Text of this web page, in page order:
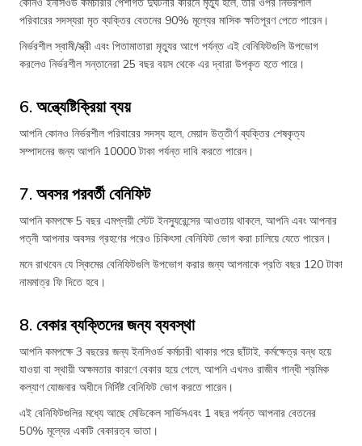
পরিবারের সদস্যরা মৃত ব্যক্তির বেতনের 90% মূল্যের মাসিক ক্ষতিপূরণ পেতে পারেন।
নির্ভরশীল স্বামী/স্ত্রী এবং পিতামাতারা মৃত্যুর আগে পর্যন্ত এই বেনিফিটগুলি উপভোগ
করলেও নির্ভরশীল সন্তানেরা 25 বছর বয়স থেকে এর দ্বারা উপকৃত হতে পারে।
6. অন্ত্যেষ্টিক্রিয়া ব্যয়
আপনি কোনও নির্ভরশীল পরিবারের সদস্য হলে, মেয়াদ উত্তীর্ণ ব্যক্তির শেষকৃত্য
সম্পাদনের জন্য আপনি 10000 টাকা পর্যন্ত দাবি করতে পারেন।
7. অবসর পরবর্তী বেনিফিট
আপনি কমপক্ষে 5 বছর এমপ্লয়ী স্টেট ইনস্যুরেন্সের আওতায় থাকলে, আপনি এবং আপনার
পত্নী আপনার অবসর গ্রহণের পরেও চিকিৎসা বেনিফিট ভোগ করা চালিয়ে যেতে পারেন।
মনে রাখবেন যে স্কিমের বেনিফিটগুলি উপভোগ করার জন্য আপনাকে প্রতি বছর 120 টাকা
নামমাত্র ফি দিতে হবে।
8. বেকার ব্যক্তিদের জন্য ব্যবস্থা
আপনি কমপক্ষে 3 বছরের জন্য ইনসিওর্ড কর্মচারী থাকার পরে ছাঁটাই, কর্মক্ষেত্র বন্ধ হয়ে
যাওয়া বা স্থায়ী অক্ষমতার কারণে বেকার হয়ে গেলে, আপনি এখনও রাজীব গান্ধী শ্রমিক
কল্যাণ যোজনার অধীনে নির্দিষ্ট বেনিফিট ভোগ করতে পারেন।
এই বেনিফিটগুলির মধ্যে আছে মেডিকেল সার্ভিসএবং 1 বছর পর্যন্ত আপনার বেতনের
50% মূল্যের একটি বেকারত্ব ভাতা।